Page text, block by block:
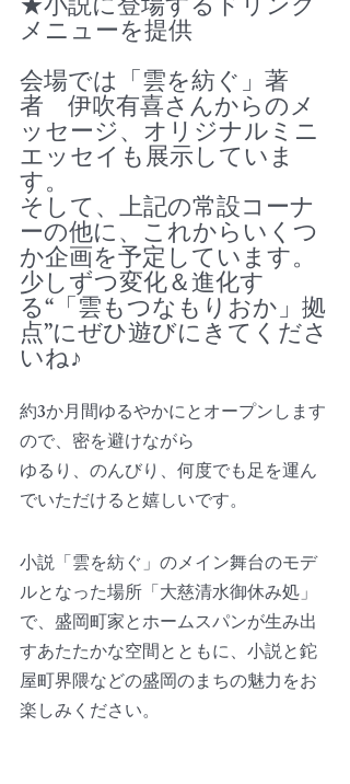
★小説に登場するドリンク
メニューを提供
会場では「雲を紡ぐ」著
者　伊吹有喜さんからのメ
ッセージ、オリジナルミニ
エッセイも展示していま
す。
そして、上記の常設コーナ
ーの他に、これからいくつ
か企画を予定しています。
少しずつ変化＆進化す
る“「雲もつなもりおか」拠
点”にぜひ遊びにきてくださ
いね♪
約3か月間ゆるやかにとオープンします
ので、密を避けながら
ゆるり、のんびり、何度でも足を運ん
でいただけると嬉しいです。
小説「雲を紡ぐ」のメイン舞台のモデ
ルとなった場所「大慈清水御休み処」
で、盛岡町家とホームスパンが生み出
すあたたかな空間とともに、小説と鉈
屋町界隈などの盛岡のまちの魅力をお
楽しみください。